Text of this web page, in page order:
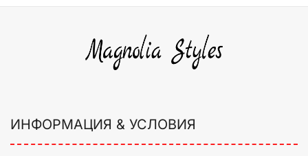
ИНФОРМАЦИЯ & УСЛОВИЯ